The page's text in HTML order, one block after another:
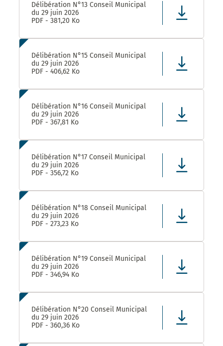
Délibération N°13 Conseil Municipal
du 29 juin 2026
PDF - 381,20 Ko
Délibération N°15 Conseil Municipal
du 29 juin 2026
PDF - 406,62 Ko
Délibération N°16 Conseil Municipal
du 29 juin 2026
PDF - 367,81 Ko
Délibération N°17 Conseil Municipal
du 29 juin 2026
PDF - 356,72 Ko
Délibération N°18 Conseil Municipal
du 29 juin 2026
PDF - 273,23 Ko
Délibération N°19 Conseil Municipal
du 29 juin 2026
PDF - 346,94 Ko
Délibération N°20 Conseil Municipal
du 29 juin 2026
PDF - 360,36 Ko